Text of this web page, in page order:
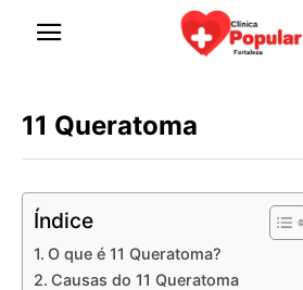
11 Queratoma
Índice
O que é 11 Queratoma?
Causas do 11 Queratoma